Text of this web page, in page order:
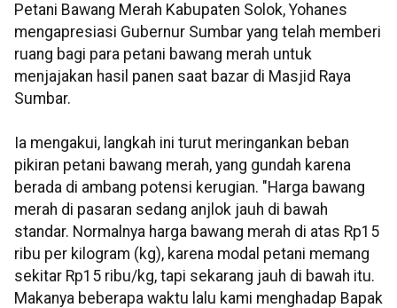
Petani Bawang Merah Kabupaten Solok, Yohanes
mengapresiasi Gubernur Sumbar yang telah memberi
ruang bagi para petani bawang merah untuk
menjajakan hasil panen saat bazar di Masjid Raya
Sumbar.
Ia mengakui, langkah ini turut meringankan beban
pikiran petani bawang merah, yang gundah karena
berada di ambang potensi kerugian. "Harga bawang
merah di pasaran sedang anjlok jauh di bawah
standar. Normalnya harga bawang merah di atas Rp15
ribu per kilogram (kg), karena modal petani memang
sekitar Rp15 ribu/kg, tapi sekarang jauh di bawah itu.
Makanya beberapa waktu lalu kami menghadap Bapak